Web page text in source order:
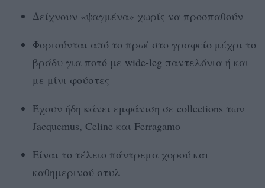
Δείχνουν «ψαγμένα» χωρίς να προσπαθούν
Φοριούνται από το πρωί στο γραφείο μέχρι το
βράδυ για ποτό με wide-leg παντελόνια ή και
με μίνι φούστες
Έχουν ήδη κάνει εμφάνιση σε collections των
Jacquemus, Celine και Ferragamo
Είναι το τέλειο πάντρεμα χορού και
καθημερινού στυλ